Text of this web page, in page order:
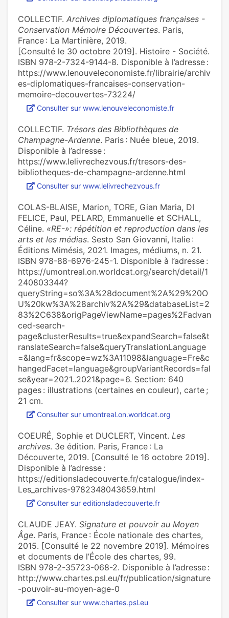
COLLECTIF. Archives diplomatiques françaises -
Conservation Mémoire Découvertes. Paris,
France : La Martinière, 2019.
[Consulté le 30 octobre 2019]. Histoire - Société.
ISBN 978-2-7324-9144-8. Disponible à l’adresse :
https://www.lenouveleconomiste.fr/librairie/archiv
es-diplomatiques-francaises-conservation-
memoire-decouvertes-73224/
Consulter sur www.lenouveleconomiste.fr
COLLECTIF. Trésors des Bibliothèques de
Champagne-Ardenne. Paris : Nuée bleue, 2019.
Disponible à l’adresse :
https://www.lelivrechezvous.fr/tresors-des-
bibliotheques-de-champagne-ardenne.html
Consulter sur www.lelivrechezvous.fr
COLAS-BLAISE, Marion, TORE, Gian Maria, DI
FELICE, Paul, PELARD, Emmanuelle et SCHALL,
Céline. «RE-»: répétition et reproduction dans les
arts et les médias. Sesto San Giovanni, Italie :
Éditions Mimésis, 2021. Images, médiums, n. 21.
ISBN 978-88-6976-245-1. Disponible à l’adresse :
https://umontreal.on.worldcat.org/search/detail/1
240803344?
queryString=so%3A%28document%2A%29%20O
U%20kw%3A%28archiv%2A%29&databaseList=2
83%2C638&origPageViewName=pages%2Fadvan
ced-search-
page&clusterResults=true&expandSearch=false&t
ranslateSearch=false&queryTranslationLanguage
=&lang=fr&scope=wz%3A11098&language=Fre&c
hangedFacet=language&groupVariantRecords=fal
se&year=2021..2021&page=6. Section: 640
pages : illustrations (certaines en couleur), carte ;
21 cm.
Consulter sur umontreal.on.worldcat.org
COEURÉ, Sophie et DUCLERT, Vincent. Les
archives. 3e édition. Paris, France : La
Découverte, 2019. [Consulté le 16 octobre 2019].
Disponible à l’adresse :
https://editionsladecouverte.fr/catalogue/index-
Les_archives-9782348043659.html
Consulter sur editionsladecouverte.fr
CLAUDE JEAY. Signature et pouvoir au Moyen
Âge. Paris, France : École nationale des chartes,
2015. [Consulté le 22 novembre 2019]. Mémoires
et documents de l’École des chartes, 99.
ISBN 978-2-35723-068-2. Disponible à l’adresse :
http://www.chartes.psl.eu/fr/publication/signature
-pouvoir-au-moyen-age-0
Consulter sur www.chartes.psl.eu